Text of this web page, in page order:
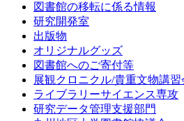
図書館の移転に係る情報
研究開発室
出版物
オリジナルグッズ
図書館へのご寄付等
展観クロニクル/貴重文物講習
ライブラリーサイエンス専攻
研究データ管理支援部門